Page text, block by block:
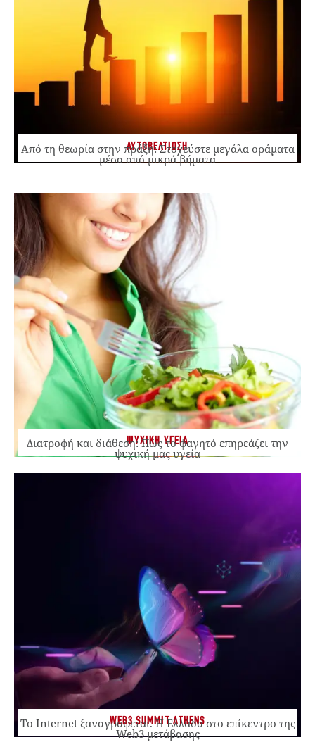
ΑΥΤΟΒΕΛΤΙΩΣΗ
Από τη θεωρία στην πράξη: Στοχεύστε μεγάλα οράματα
μέσα από μικρά βήματα
ΨΥΧΙΚΗ ΥΓΕΙΑ
Διατροφή και διάθεση: Πώς το φαγητό επηρεάζει την
ψυχική μας υγεία
WEB3 SUMMIT ATHENS
Το Internet ξαναγράφεται. Η Ελλάδα στο επίκεντρο της
Web3 μετάβασης